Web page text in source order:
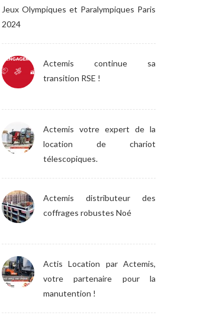
Jeux Olympiques et Paralympiques Paris
2024
Actemis continue sa
transition RSE !
Actemis votre expert de la
location de chariot
télescopiques.
Actemis distributeur des
coffrages robustes Noé
Actis Location par Actemis,
votre partenaire pour la
manutention !